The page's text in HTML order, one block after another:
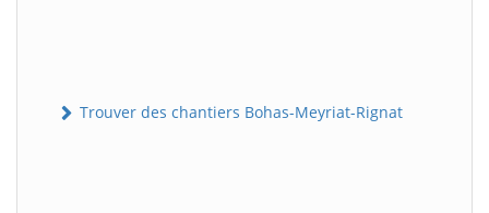
Trouver des chantiers Bohas-Meyriat-Rignat